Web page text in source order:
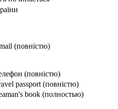
(повністю)
(повністю)
passport (повністю)
book (полностью)